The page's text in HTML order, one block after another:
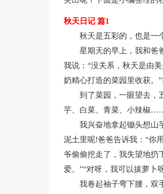
秋天日记 篇1
秋天是五彩的，也是一
星期天的早上，我和爸
我说：“没关系，秋天是由
奶精心打造的菜园里收获。”
到了菜园，一眼望去，
芋、白菜、青菜、小辣椒
我兴奋地拿起锄头想山
泥土里呢!爸爸告诉我：“你
爷偷偷挖走了，我失望地扔
爱。”“对呀，我可以拔萝卜
我卷起袖子弯下腰，双